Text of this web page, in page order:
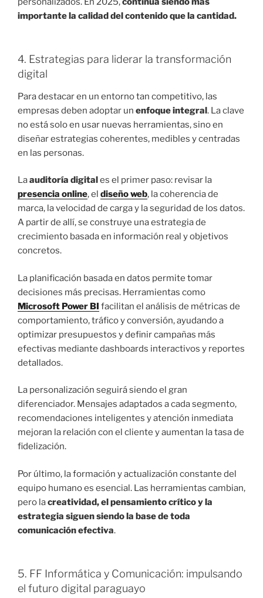
importante la calidad del contenido que la cantidad.
4. Estrategias para liderar la transformación
digital
Para destacar en un entorno tan competitivo, las
empresas deben adoptar un enfoque integral. La clave
no está solo en usar nuevas herramientas, sino en
diseñar estrategias coherentes, medibles y centradas
en las personas.
Laauditoría digitales el primer paso: revisar la
presencia online, el diseño web, la coherencia de
marca, la velocidad de carga y la seguridad de los datos.
A partir de allí, se construye una estrategia de
crecimiento basada en información real y objetivos
concretos.
La planificación basada en datos permite tomar
decisiones más precisas. Herramientas como
Microsoft Power BI facilitan el análisis de métricas de
comportamiento, tráfico y conversión, ayudando a
optimizar presupuestos y definir campañas más
efectivas mediante dashboards interactivos y reportes
detallados.
La personalización seguirá siendo el gran
diferenciador. Mensajes adaptados a cada segmento,
recomendaciones inteligentes y atención inmediata
mejoran la relación con el cliente y aumentan la tasa de
fidelización.
Por último, la formación y actualización constante del
equipo humano es esencial. Las herramientas cambian,
pero lacreatividad, el pensamiento crítico y la
estrategia siguen siendo la base de toda
comunicación efectiva.
5. FF Informática y Comunicación: impulsando
el futuro digital paraguayo